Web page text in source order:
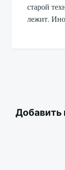
старой
лежит.
Добавить